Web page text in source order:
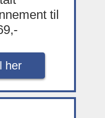
til
her